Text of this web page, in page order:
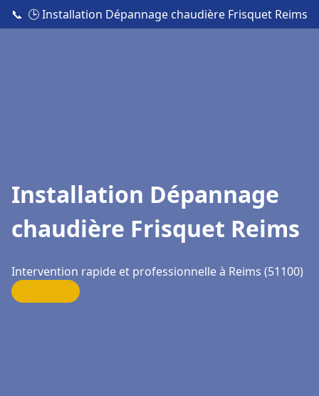
📞 🕒 Installation Dépannage chaudière Frisquet Reims
Installation Dépannage
chaudière Frisquet Reims
Intervention rapide et professionnelle à Reims (51100)